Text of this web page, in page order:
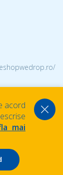
acord
mai